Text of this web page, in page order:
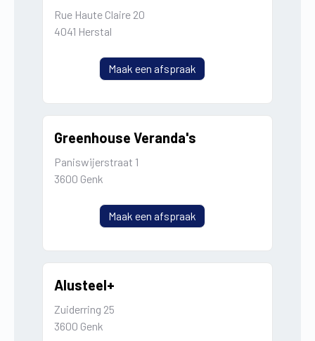
Rue Haute Claire 20
4041 Herstal
Maak een afspraak
Greenhouse Veranda's
Paniswijerstraat 1
3600 Genk
Maak een afspraak
Alusteel+
Zuiderring 25
3600 Genk